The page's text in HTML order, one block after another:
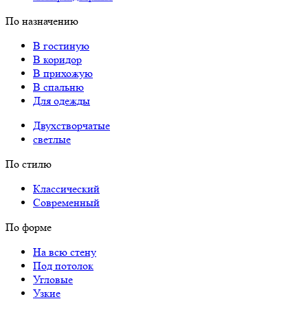
По назначению
В гостиную
В коридор
В прихожую
В спальню
Для одежды
Двухстворчатые
светлые
По стилю
Классический
Современный
По форме
На всю стену
Под потолок
Угловые
Узкие